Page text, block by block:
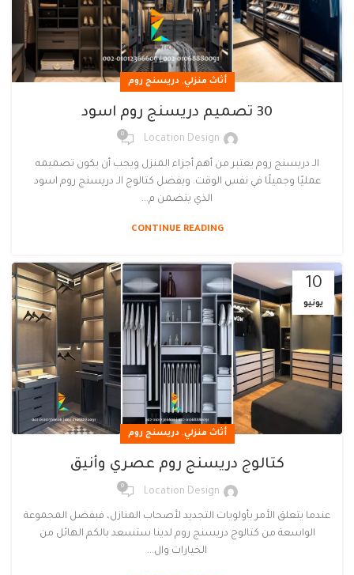
أثاث منزلي, دريسنج روم
30 تصميم دريسنج روم اسود
Location Design
0
الـ دريسنج روم يعتبر من أهم أجزاء المنزل ويجب أن يكون تصميمه
عمليًا وجميلًا في نفس الوقت. وبفضل كتالوج الـ دريسنج روم اسود
الذي يتضمن م...
CONTINUE READING
10
يونيو
أثاث منزلي, دريسنج روم
كتالوج دريسنج روم عصري وأنيق
Location Design
0
عندما يتعلق الأمر بأولويات التجديد لأصحاب المنازل، فبفضل المجموعة
الواسعة من كتالوج دريسنج روم لدينا ستسعد بالكم الهائل من
الخيارات وال...